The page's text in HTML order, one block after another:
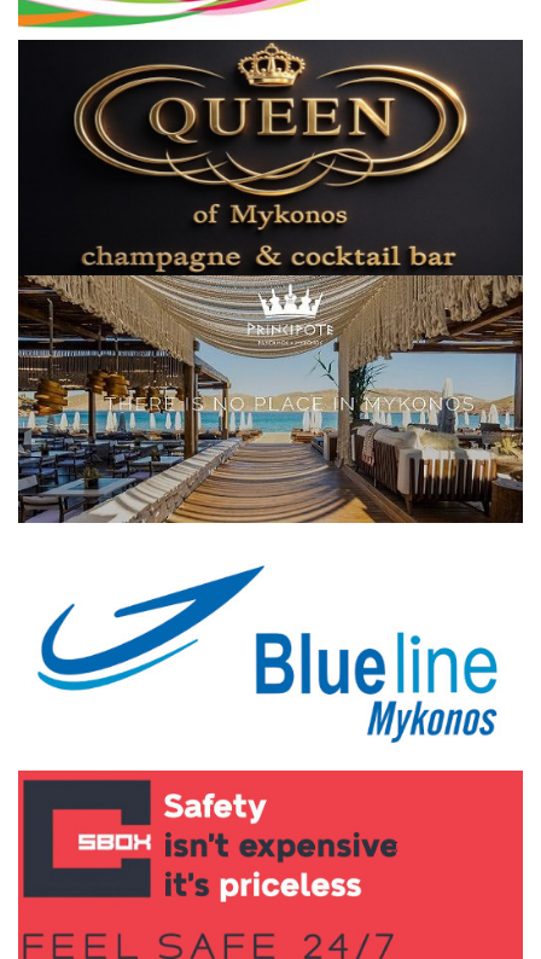
L’Art des Sens
All News
Local Elections 2023
Elections 2023
Γλώσσα
Ελληνικά English